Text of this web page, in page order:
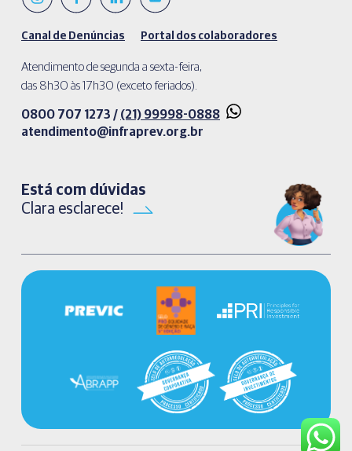
Canal de Denúncias Portal dos colaboradores
Atendimento de segunda a sexta-feira,
das 8h30 às 17h30 (exceto feriados).
0800 707 1273 / (21) 99998-0888
atendimento@infraprev.org.br​
Está com dúvidas
Clara esclarece!